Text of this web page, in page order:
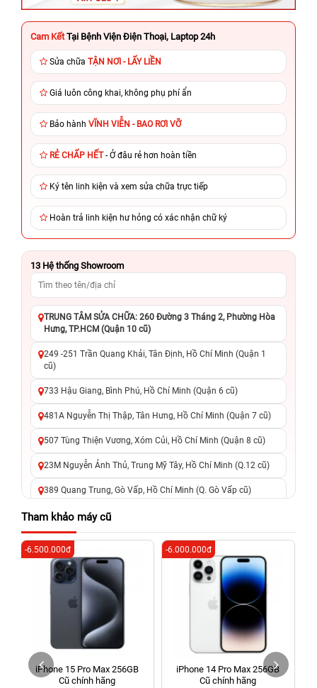
Cam Kết Tại Bệnh Viện Điện Thoại, Laptop 24h
Sửa chữa TẬN NƠI - LẤY LIỀN
Giá luôn công khai, không phụ phí ẩn
Bảo hành VĨNH VIỄN - BAO RƠI VỠ
RẺ CHẤP HẾT- Ở đâu rẻ hơn hoàn tiền
Ký tên linh kiện và xem sửa chữa trực tiếp
Hoàn trả linh kiện hư hỏng có xác nhận chữ ký
13 Hệ thống Showroom
TRUNG TÂM SỬA CHỮA: 260 Đường 3 Tháng 2, Phường Hòa
Hưng, TP.HCM (Quận 10 cũ)
249 -251 Trần Quang Khải, Tân Định, Hồ Chí Minh (Quận 1
cũ)
733 Hậu Giang, Bình Phú, Hồ Chí Minh (Quận 6 cũ)
481A Nguyễn Thị Thập, Tân Hưng, Hồ Chí Minh (Quận 7 cũ)
507 Tùng Thiện Vương, Xóm Củi, Hồ Chí Minh (Quận 8 cũ)
23M Nguyễn Ảnh Thủ, Trung Mỹ Tây, Hồ Chí Minh (Q.12 cũ)
389 Quang Trung, Gò Vấp, Hồ Chí Minh (Q. Gò Vấp cũ)
625 - 625A Âu Cơ, Tân Phú, Hồ Chí Minh (Quận Tân Phú cũ)
326 Lê Văn Việt, Tăng Nhơn Phú, Hồ Chí Minh (Q.9 TP. Thủ
Đức cũ)
256 Võ Văn Ngân, Thủ Đức, Hồ Chí Minh (Bình Thọ, TP. Thủ
70 Nguyễn An Ninh, Dĩ An, Hồ Chí Minh (Bình Dương Cũ)
24h Vũng Tàu: 162A Ba Cu, Vũng Tàu, Hồ Chí Minh (TP. Vũng
Tàu cũ)
198 Hoàng Văn Thụ, Tân Sơn Nhất, Hồ Chí Minh (Tân Bình
Tham khảo máy cũ
iPhone 15 Pro Max 256GB
Cũ chính hãng
-6.500.000đ
iPhone 14 Pro Max 256GB
Cũ chính hãng
-6.000.000đ